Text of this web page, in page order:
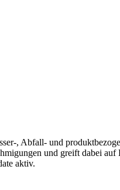
, Abfall- und
und greift dabei
aktiv.